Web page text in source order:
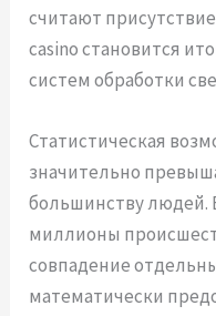
считают
casino становится
систем обработки
Статистическая
значительно
большинству людей.
миллионы
совпадение
математически